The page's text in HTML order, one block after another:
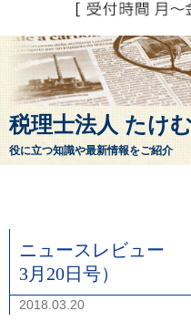
税理士法人 たけ
役に立つ知識や最新情報をご紹介
ニュースレビュー
3月20日号）
2018.03.20